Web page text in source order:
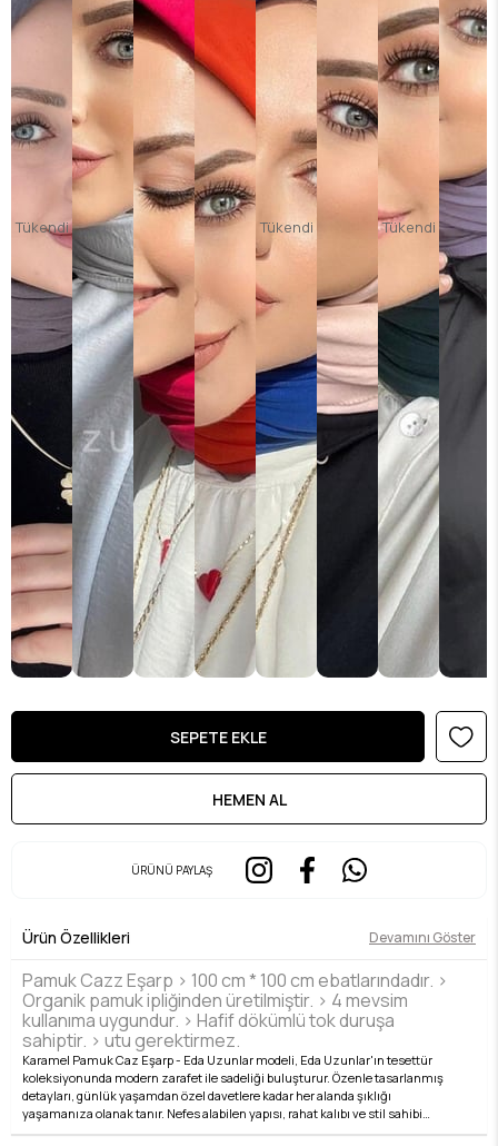
Tükendi Tükendi Tükendi
ÜRÜNÜ PAYLAŞ
Ürün Özellikleri Devamını Göster
Pamuk Cazz Eşarp > 100 cm * 100 cm ebatlarındadır. >
Organik pamuk ipliğinden üretilmiştir. > 4 mevsim
kullanıma uygundur. > Hafif dökümlü tok duruşa
sahiptir. > utu gerektirmez.
Karamel Pamuk Caz Eşarp - Eda Uzunlar modeli, Eda Uzunlar'ın tesettür
koleksiyonunda modern zarafet ile sadeliği buluşturur. Özenle tasarlanmış
detayları, günlük yaşamdan özel davetlere kadar her alanda şıklığı
yaşamanıza olanak tanır. Nefes alabilen yapısı, rahat kalıbı ve stil sahibi
çizgileri ile hem konforlu hem de zarif bir kullanım sunar. Kumaş kalitesi, Eda